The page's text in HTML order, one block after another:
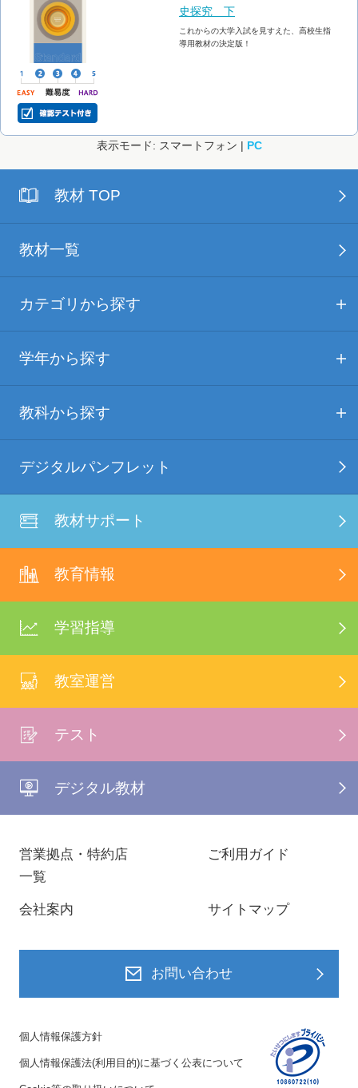
史探究 下
これからの大学入試を見すえた、高校生指
導用教材の決定版！
表示モード: スマートフォン | PC
教材 TOP
教材一覧
カテゴリから探す
学年から探す
教科から探す
デジタルパンフレット
教材サポート
教育情報
学習指導
教室運営
テスト
デジタル教材
営業拠点・特約店
一覧
ご利用ガイド
会社案内 サイトマップ
お問い合わせ
個人情報保護方針
個人情報保護法(利用目的)に基づく公表について